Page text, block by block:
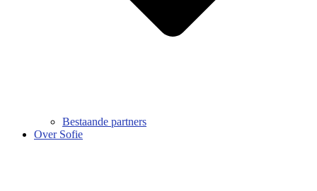
Bestaande partners
Over Sofie